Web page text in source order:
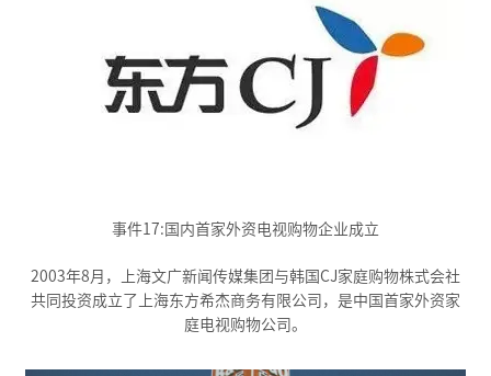
事件17:国内首家外资电视购物企业成立
2003年8月，上海文广新闻传媒集团与韩国CJ家庭购物株式会社
共同投资成立了上海东方希杰商务有限公司，是中国首家外资家
庭电视购物公司。